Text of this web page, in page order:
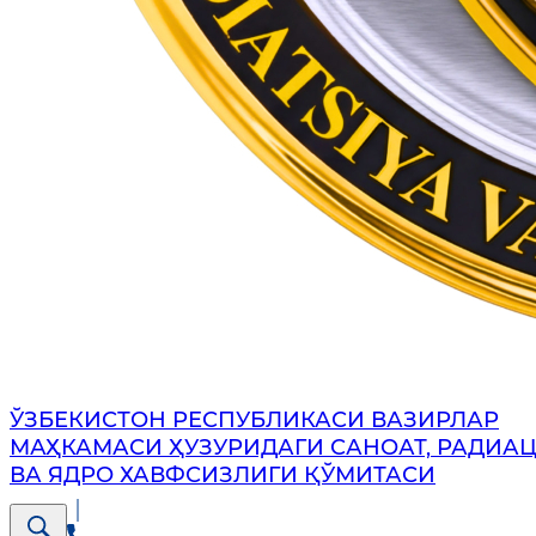
ЎЗБЕКИСТОН РЕСПУБЛИКАСИ ВАЗИРЛАР
МАҲКАМАСИ ҲУЗУРИДАГИ САНОАТ,
ВА ЯДРО ХАВФСИЗЛИГИ ҚЎМИТАСИ